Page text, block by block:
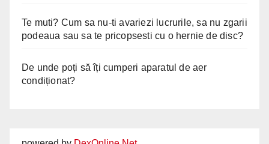
Te muti? Cum sa nu-ti avariezi lucrurile, sa nu zgarii
podeaua sau sa te pricopsesti cu o hernie de disc?
De unde poți să îți cumperi aparatul de aer
condiționat?